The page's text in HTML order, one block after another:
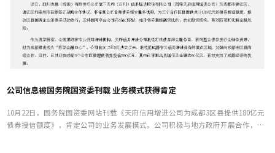
公司信息被国务院国资委刊载 业务模式获得肯定
10月22日，国务院国资委网站刊载《天府信用增进公司为成都3区县提供180亿元
债券授信额度》，肯定公司的业务发展模式。公司积极与地方政府开展合作，发